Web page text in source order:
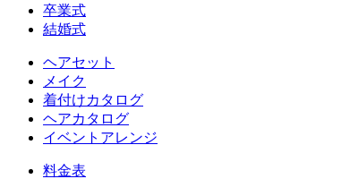
卒業式
結婚式
ヘアセット
メイク
着付けカタログ
ヘアカタログ
イベントアレンジ
料金表